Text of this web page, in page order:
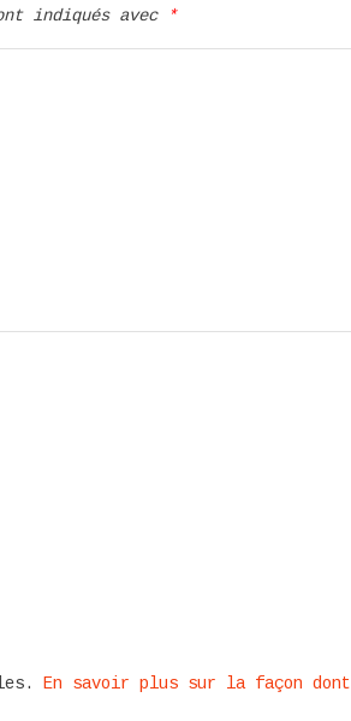
indiqués avec *
En savoir plus sur la façon dont